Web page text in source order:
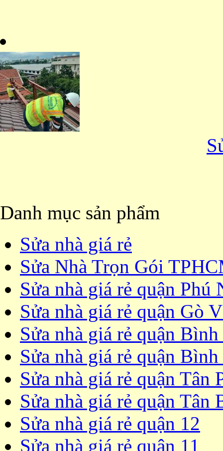
Danh mục sản phẩm
Sửa nhà giá rẻ
Sửa Nhà Trọn Gói
Sửa nhà giá rẻ quận Phú
Sửa nhà giá rẻ quận Gò
Sửa nhà giá rẻ quận
Sửa nhà giá rẻ quận
Sửa nhà giá rẻ quận Tân
Sửa nhà giá rẻ quận Tân
Sửa nhà giá rẻ quận 12
Sửa nhà giá rẻ quận 11